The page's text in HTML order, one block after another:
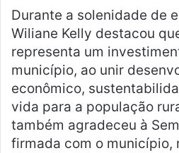
Durante a solenidade de
Wiliane Kelly destacou
representa um
município, ao unir
econômico,
vida para a população
também agradeceu à
firmada com o município,